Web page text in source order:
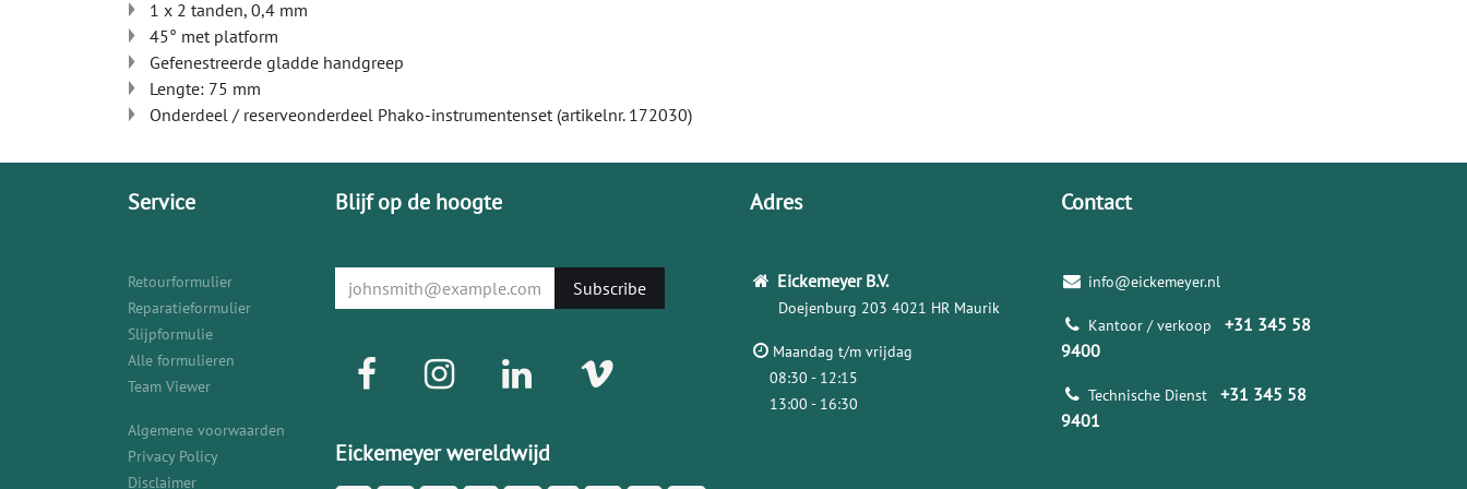
1 x 2 tanden, 0,4 mm
45° met platform
Gefenestreerde gladde handgreep
Lengte: 75 mm
Onderdeel / reserveonderdeel Phako-instrumentenset (artikelnr. 172030)
Service
Retourformulier
Reparatieformulier
Slijpformulie
Alle formulieren
Team Viewer
Algemene voorwaarden
Privacy Policy
Disclaimer
Blijf op de hoogte
Subscribe
Eickemeyer wereldwijd
Adres
Eickemeyer B.V.
Doejenburg 203 4021 HR Maurik
Maandag t/m vrijdag
08:30 - 12:15
13:00 - 16:30
Contact
info@eickemeyer.nl
Kantoor / verkoop +31 345 58
9400
Technische Dienst +31 345 58
9401